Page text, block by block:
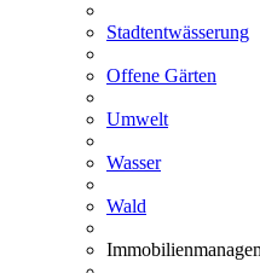
Stadtentwässerung
Offene Gärten
Umwelt
Wasser
Wald